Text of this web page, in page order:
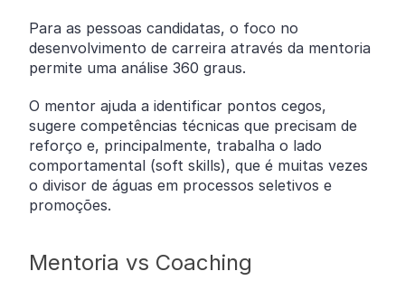
Para as pessoas candidatas, o foco no
desenvolvimento de carreira através da mentoria
permite uma análise 360 graus.
O mentor ajuda a identificar pontos cegos,
sugere competências técnicas que precisam de
reforço e, principalmente, trabalha o lado
comportamental (soft skills), que é muitas vezes
o divisor de águas em processos seletivos e
promoções.
Mentoria vs Coaching